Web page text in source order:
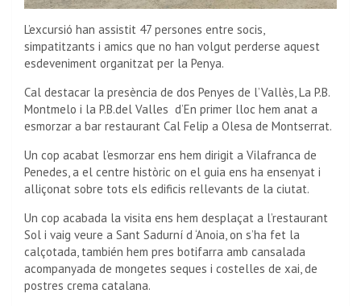
L’excursió han assistit 47 persones entre socis,
simpatitzants i amics que no han volgut perderse aquest
esdeveniment organitzat per la Penya.
Cal destacar la presència de dos Penyes de l’Vallès, La P.B.
Montmelo i la P.B.del Valles d’En primer lloc hem anat a
esmorzar a bar restaurant Cal Felip a Olesa de Montserrat.
Un cop acabat l’esmorzar ens hem dirigit a Vilafranca de
Penedes, a el centre històric on el guia ens ha ensenyat i
alliçonat sobre tots els edificis rellevants de la ciutat.
Un cop acabada la visita ens hem desplaçat a l’restaurant
Sol i vaig veure a Sant Sadurní d ‘Anoia, on s’ha fet la
calçotada, también hem pres botifarra amb cansalada
acompanyada de mongetes seques i costelles de xai, de
postres crema catalana.